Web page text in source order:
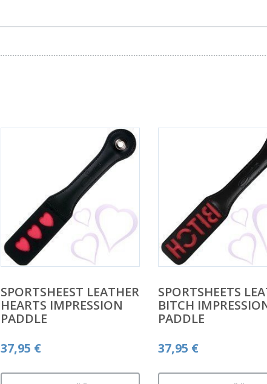
SPORTSHEEST LEATHER
HEARTS IMPRESSION
PADDLE
37,95 €
SPORTSHEETS
BITCH
PADDLE
37,95 €